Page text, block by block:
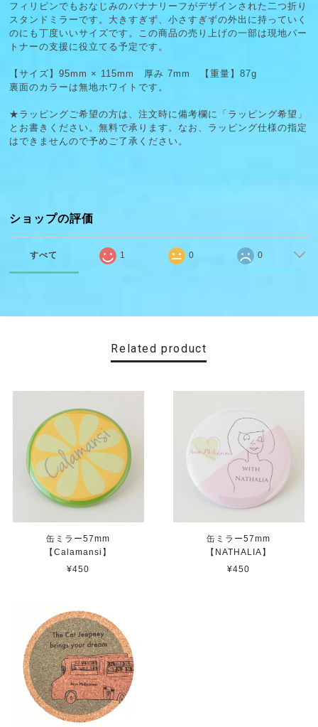
フィリピンでもおなじみのバナナリーフがデザインされた二つ折り
スタンドミラーです。大きすぎず、小さすぎずの外出に持っていく
のにも丁度いいサイズです。この商品の売り上げの一部は現地パー
トナーの支援に役立てる予定です。
【サイズ】95mm × 115mm 厚み 7mm 【重量】87g
裏面のカラーは無地ホワイトです。
★ラッピングご希望の方は、注文時に備考欄に「ラッピング希望」
とお書きください。無料で承ります。なお、ラッピング仕様の指定
はできませんので予めご了承ください。
ショップの評価
すべて 1 0 0
Related product
缶ミラー57mm
【Calamansi】
¥450
缶ミラー57mm
【NATHALIA】
¥450